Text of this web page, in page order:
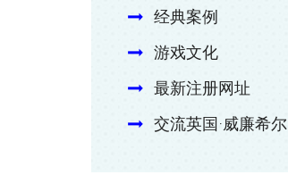
经典案例
游戏文化
最新注册网址
交流英国·威廉希尔